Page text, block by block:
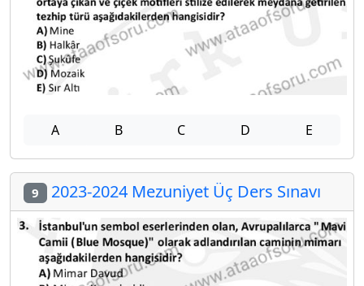
A B C D E
9 2023-2024 Mezuniyet Üç Ders Sınavı